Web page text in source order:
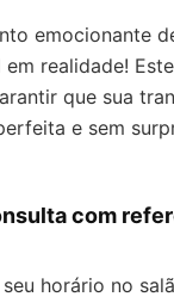
emocionante
realidade!
que sua
e sem
com
horário no